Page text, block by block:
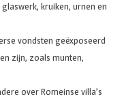
kruiken, urnen en
vondsten geëxposeerd
zijn, zoals munten,
over Romeinse villa’s